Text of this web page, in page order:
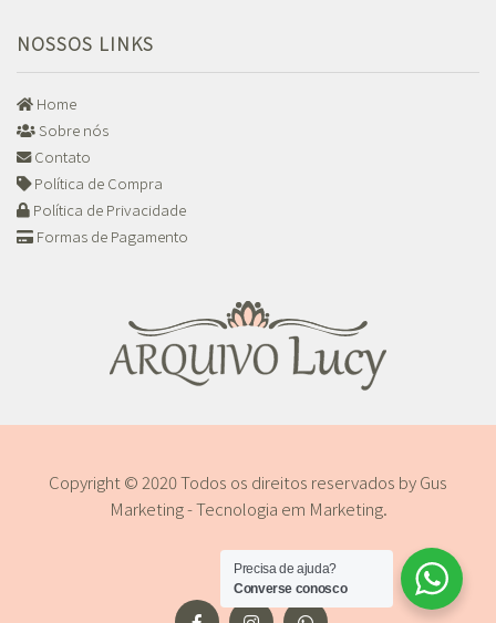
NOSSOS LINKS
Home
Sobre nós
Contato
Política de Compra
Política de Privacidade
Formas de Pagamento
Copyright © 2020 Todos os direitos reservados byGus
Marketing - Tecnologia em Marketing.
Precisa de ajuda?
Converse conosco